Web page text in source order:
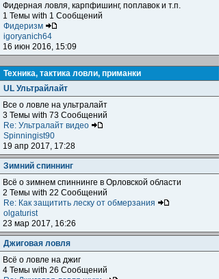
Фидерная ловля, карпфишинг, поплавок и т.п.
1 Темы with 1 Сообщений
Фидеризм
igoryanich64
16 июн 2016, 15:09
Техника, тактика ловли, приманки
UL Ультрайлайт
Все о ловле на ультралайт
3 Темы with 73 Сообщений
Re: Ультралайт видео
Spinningist90
19 апр 2017, 17:28
Зимний спиннинг
Всё о зимнем спиннинге в Орловской области
2 Темы with 22 Сообщений
Re: Как защитить леску от обмерзания
olgaturist
23 мар 2017, 16:26
Джиговая ловля
Всё о ловле на джиг
4 Темы with 26 Сообщений